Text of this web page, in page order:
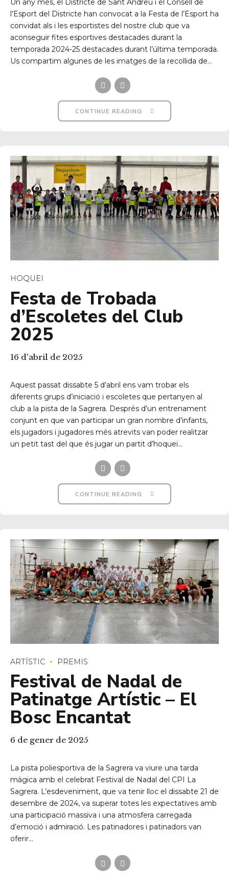
l’Esport del Districte han convocat a la Festa de l’Esport ha
convidat als i les esportistes del nostre club que va
aconseguir fites esportives destacades durant la
temporada 2024-25 destacades durant l’última temporada.
Us compartim algunes de les imatges de la recollida de...
CONTINUE READING
HOQUEI
Festa de Trobada
d’Escoletes del Club
2025
16 d'abril de 2025
Aquest passat dissabte 5 d’abril ens vam trobar els
diferents grups d’iniciació i escoletes que pertanyen al
club a la pista de la Sagrera. Després d’un entrenament
conjunt en que van participar un gran nombre d’infants,
els jugadors i jugadores més atrevits van poder realitzar
un petit tast del que és jugar un partit d’hoquei...
CONTINUE READING
ARTÍSTIC PREMIS
Festival de Nadal de
Patinatge Artístic – El
Bosc Encantat
6 de gener de 2025
La pista poliesportiva de la Sagrera va viure una tarda
màgica amb el celebrat Festival de Nadal del CPI La
Sagrera. L’esdeveniment, que va tenir lloc el dissabte 21 de
desembre de 2024, va superar totes les expectatives amb
una participació massiva i una atmosfera carregada
d’emoció i admiració. Les patinadores i patinadors van
oferir...